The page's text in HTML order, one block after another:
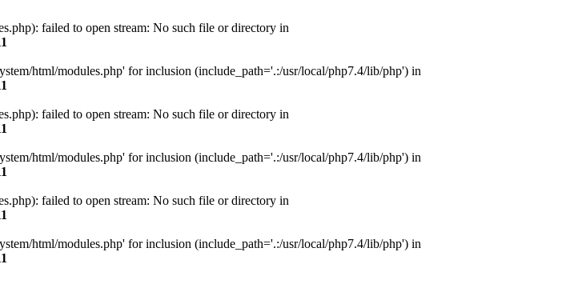
failed to open stream: No such file or directory in
html/modules.php' for inclusion (include_path='.:/usr/local/php7.4/lib/php') in
failed to open stream: No such file or directory in
html/modules.php' for inclusion (include_path='.:/usr/local/php7.4/lib/php') in
failed to open stream: No such file or directory in
html/modules.php' for inclusion (include_path='.:/usr/local/php7.4/lib/php') in